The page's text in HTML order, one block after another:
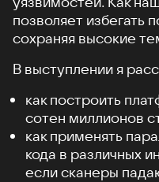
позволяет избегать
сохраняя высокие
В выступлении я
как построить
сотен миллионов
как применять
кода в различных
если сканеры